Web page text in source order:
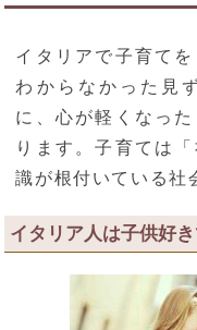
イタリアで子育て
わからなかった見
に、心が軽くなっ
ります。子育ては
識が根付いている社
イタリア人は子供好